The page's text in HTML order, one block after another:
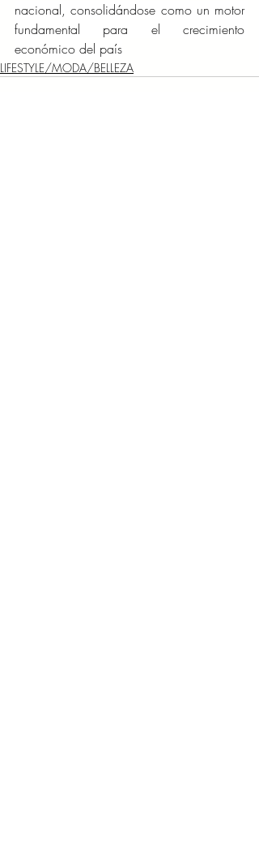
nacional, consolidándose como un motor
fundamental para el crecimiento
económico del país
LIFESTYLE/MODA/BELLEZA